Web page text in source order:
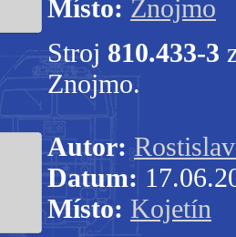
Místo: Znojmo
Stroj 810.433-3
Znojmo.
Autor:
Datum:
Místo: Kojetín